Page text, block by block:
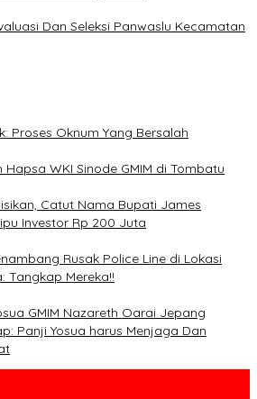
Dan Seleksi Panwaslu Kecamatan
Proses Oknum Yang Bersalah
WKI Sinode GMIM di Tombatu
Catut Nama Bupati James
Investor Rp 200 Juta
Rusak Police Line di Lokasi
Tangkap Mereka!!
GMIM Nazareth Oarai Jepang
Panji Yosua harus Menjaga Dan